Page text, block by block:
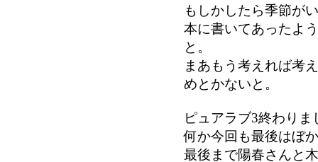
もしかしたら季節が
本に書いてあったよ
と。
まあもう考えれば考
めとかないと。
ピュアラブ3終わりま
何か今回も最後はぼ
最後まで陽春さんと